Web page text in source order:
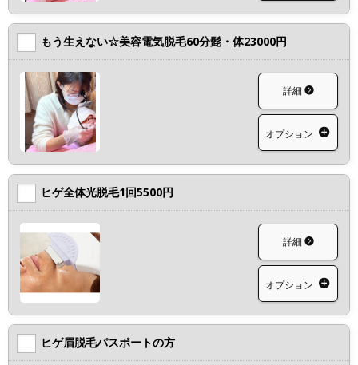
もう生えない☆美容電気脱毛60分髭・体23000円
詳細
オプション
ヒゲ全体光脱毛1回5500円
詳細
オプション
ヒゲ眉脱毛パスポートの方